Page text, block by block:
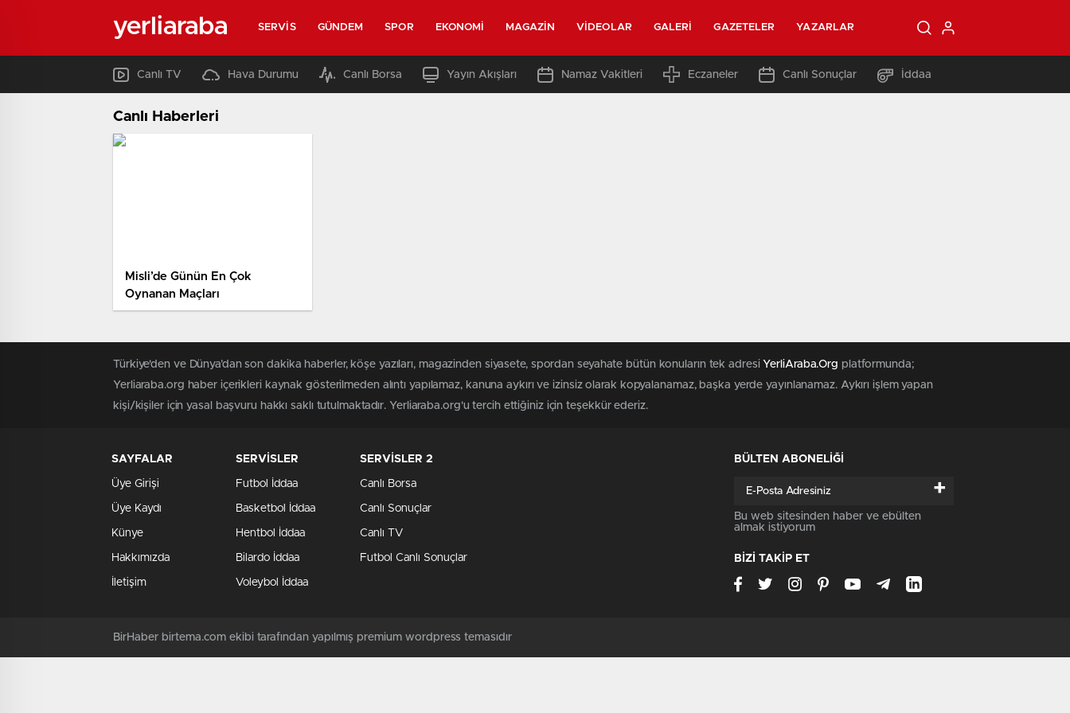
yerliaraba SERVIS GÜNDEM SPOR EKONOMI MAGAZIN VIDEOLAR GALERI GAZETELER YAZARLAR
Canlı TV Hava Durumu Canlı Borsa Yayın Akışları Namaz Vakitleri Eczaneler Canlı Sonuçlar İddaa
Canlı Haberleri
Misli’de Günün En Çok
Oynanan Maçları
Türkiye'den ve Dünya’dan son dakika haberler, köşe yazıları, magazinden siyasete, spordan seyahate bütün konuların tek adresi YerliAraba.Org platformunda;
Yerliaraba.org haber içerikleri kaynak gösterilmeden alıntı yapılamaz, kanuna aykırı ve izinsiz olarak kopyalanamaz, başka yerde yayınlanamaz. Aykırı işlem yapan
kişi/kişiler için yasal başvuru hakkı saklı tutulmaktadır. Yerliaraba.org'u tercih ettiğiniz için teşekkür ederiz.
SAYFALAR
Üye Girişi
Üye Kaydı
Künye
Hakkımızda
İletişim
SERVİSLER
Futbol İddaa
Basketbol İddaa
Hentbol İddaa
Bilardo İddaa
Voleybol İddaa
SERVİSLER 2
Canlı Borsa
Canlı Sonuçlar
Canlı TV
Futbol Canlı Sonuçlar
BÜLTEN ABONELİĞİ
+
Bu web sitesinden haber ve ebülten
almak istiyorum
BİZİ TAKİP ET
BirHaber birtema.com ekibi tarafından yapılmış premium wordpress temasıdır